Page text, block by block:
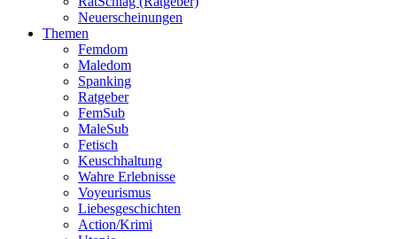
Neuerscheinungen
Themen
Femdom
Maledom
Spanking
Ratgeber
FemSub
MaleSub
Fetisch
Keuschhaltung
Wahre Erlebnisse
Voyeurismus
Liebesgeschichten
Action/Krimi